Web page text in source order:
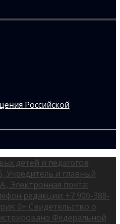
детей и педагогов
и главный
Электронная почта:
редакции: +7 900-388-
0+ Свидетельство о
Федеральной